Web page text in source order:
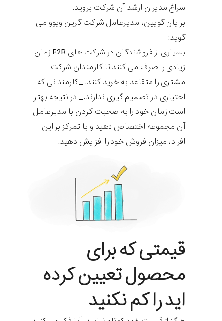
سراغ مدیران ارشد آن شرکت بروید.
برایان گویین، مدیرعامل شرکت گرین ویوو می
گوید:
بسیاری از فروشندگان در شرکت های B2B زمان
زیادی را صرف می کنند تا کارمندان شرکت
مشتری را متقاعد به خرید کنند. _کارمندانی که
اختیاری در تصمیم گیری ندارند._ در نتیجه بهتر
است زمان خود را به صحبت کردن با مدیرعامل
آن مجموعه اختصاص دهید و با تمرکز بر این
افراد، میزان فروش خود را افزایش دهید.
قیمتی که برای
محصول تعیین کرده
اید را کم نکنید